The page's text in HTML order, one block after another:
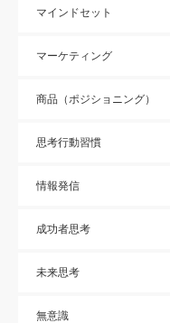
マインドセット
マーケティング
商品（ポジショニング）
思考行動習慣
情報発信
成功者思考
未来思考
無意識